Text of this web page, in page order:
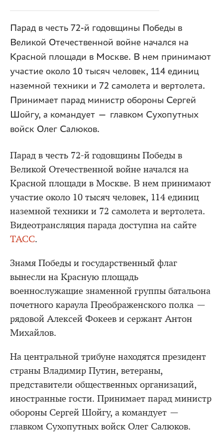
Парад в честь 72-й годовщины Победы в
Великой Отечественной войне начался на
Красной площади в Москве. В нем принимают
участие около 10 тысяч человек, 114 единиц
наземной техники и 72 самолета и вертолета.
Принимает парад министр обороны Сергей
Шойгу, а командует — главком Сухопутных
войск Олег Салюков.
Парад в честь 72-й годовщины Победы в
Великой Отечественной войне начался на
Красной площади в Москве. В нем принимают
участие около 10 тысяч человек, 114 единиц
наземной техники и 72 самолета и вертолета.
Видеотрансляция парада доступна на сайте
ТАСС.
Знамя Победы и государственный флаг
вынесли на Красную площадь
военнослужащие знаменной группы батальона
почетного караула Преображенского полка —
рядовой Алексей Фокеев и сержант Антон
Михайлов.
На центральной трибуне находятся президент
страны Владимир Путин, ветераны,
представители общественных организаций,
иностранные гости. Принимает парад министр
обороны Сергей Шойгу, а командует —
главком Сухопутных войск Олег Салюков.